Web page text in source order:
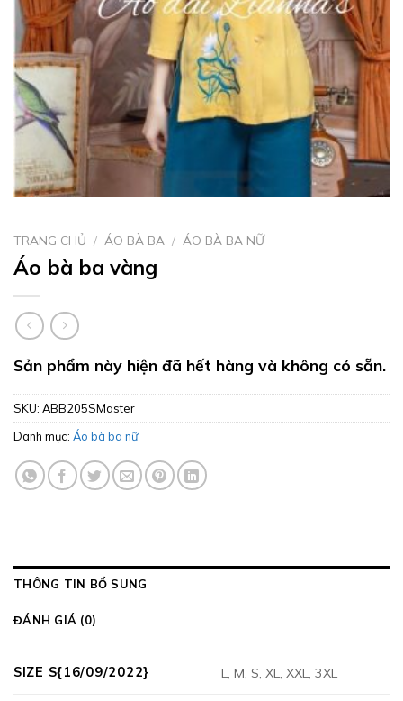
TRANG CHỦ / ÁO BÀ BA / ÁO BÀ BA NỮ
Áo bà ba vàng
Sản phẩm này hiện đã hết hàng và không có sẵn.
SKU: ABB205SMaster
Danh mục: Áo bà ba nữ
THÔNG TIN BỔ SUNG
ĐÁNH GIÁ (0)
SIZE S{16/09/2022} L, M, S, XL, XXL, 3XL